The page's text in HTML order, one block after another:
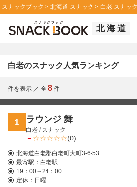
スナックブック 北海道 スナック 白老 スナック
北海道
白老のスナック人気ランキング
件を表示 ／ 全 8 件
1 ラウンジ 舞
白老 / スナック
－ (0)
北海道白老郡白老町大町3-6-53
最寄駅： 白老駅
19：00～24：00
定休：日曜